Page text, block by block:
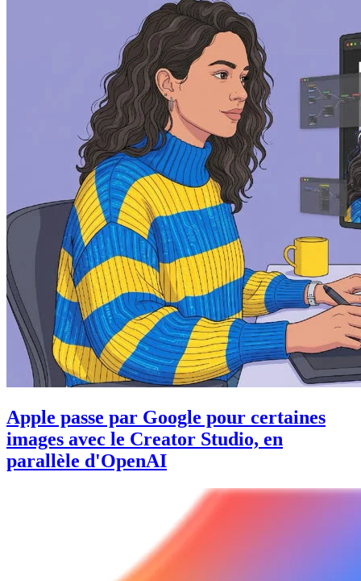
Apple passe par Google pour certaines
images avec le Creator Studio, en
parallèle d'OpenAI